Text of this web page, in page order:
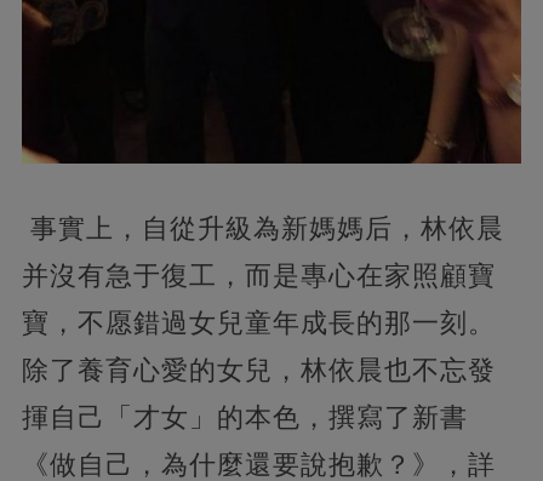
事實上，自從升級為新媽媽后，林依晨
并沒有急于復工，而是專心在家照顧寶
寶，不愿錯過女兒童年成長的那一刻。
除了養育心愛的女兒，林依晨也不忘發
揮自己「才女」的本色，撰寫了新書
《做自己，為什麼還要說抱歉？》，詳